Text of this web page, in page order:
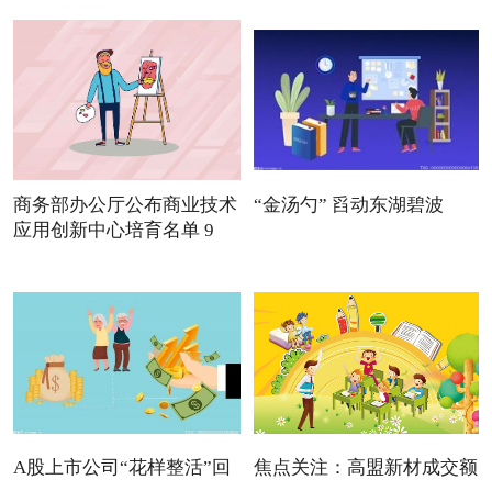
商务部办公厅公布商业技术
应用创新中心培育名单 9
“金汤勺” 舀动东湖碧波
A股上市公司“花样整活”回
焦点关注：高盟新材成交额